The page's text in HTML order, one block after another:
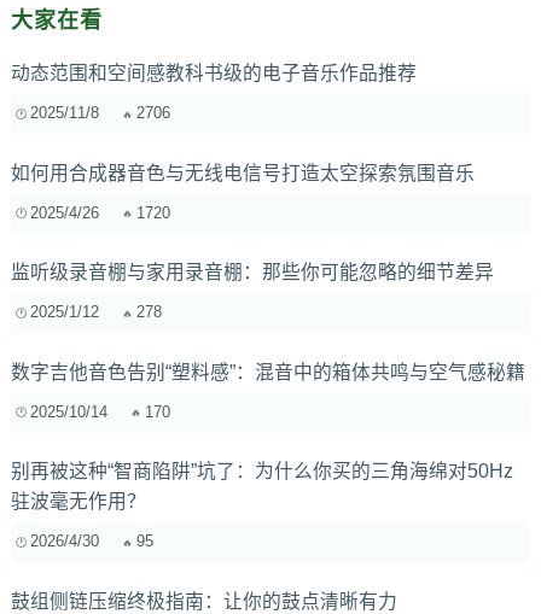
大家在看
动态范围和空间感教科书级的电子音乐作品推荐
2025/11/8 2706
如何用合成器音色与无线电信号打造太空探索氛围音乐
2025/4/26 1720
监听级录音棚与家用录音棚：那些你可能忽略的细节差异
2025/1/12 278
数字吉他音色告别“塑料感”：混音中的箱体共鸣与空气感秘籍
2025/10/14 170
别再被这种“智商陷阱”坑了：为什么你买的三角海绵对50Hz
驻波毫无作用？
2026/4/30 95
鼓组侧链压缩终极指南：让你的鼓点清晰有力